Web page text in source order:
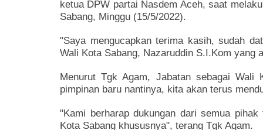
ketua DPW partai Nasdem Aceh, saat
Sabang, Minggu (15/5/2022).
"Saya mengucapkan terima kasih, sudah
Wali Kota Sabang, Nazaruddin S.I.Kom yang
Menurut Tgk Agam, Jabatan sebagai Wali
pimpinan baru nantinya, kita akan terus
"Kami berharap dukungan dari semua
Kota Sabang khususnya", terang Tgk Agam.